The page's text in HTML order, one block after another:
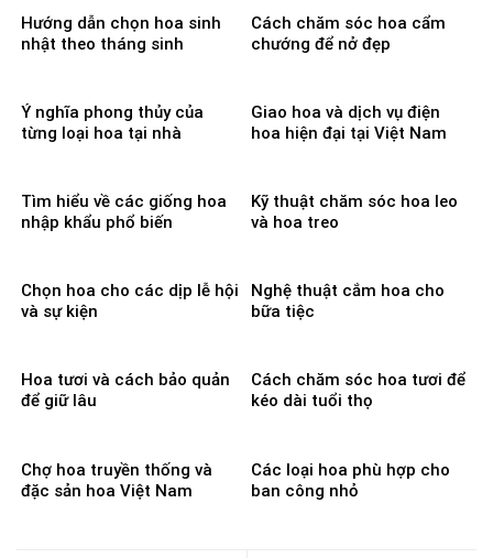
Hướng dẫn chọn hoa sinh
nhật theo tháng sinh
Cách chăm sóc hoa cẩm
chướng để nở đẹp
Ý nghĩa phong thủy của
từng loại hoa tại nhà
Giao hoa và dịch vụ điện
hoa hiện đại tại Việt Nam
Tìm hiểu về các giống hoa
nhập khẩu phổ biến
Kỹ thuật chăm sóc hoa leo
và hoa treo
Chọn hoa cho các dịp lễ hội
và sự kiện
Nghệ thuật cắm hoa cho
bữa tiệc
Hoa tươi và cách bảo quản
để giữ lâu
Cách chăm sóc hoa tươi để
kéo dài tuổi thọ
Chợ hoa truyền thống và
đặc sản hoa Việt Nam
Các loại hoa phù hợp cho
ban công nhỏ